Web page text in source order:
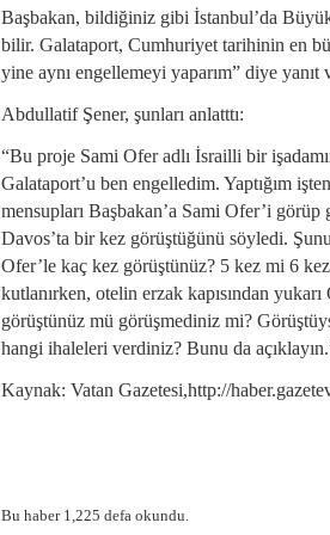
Başbakan, bildiğiniz gibi İstanbul’da
bilir. Galataport, Cumhuriyet tarihinin en
yine aynı engellemeyi yaparım” diye yanıt
Abdullatif Şener, şunları anlatttı:
“Bu proje Sami Ofer adlı İsrailli bir
Galataport’u ben engelledim. Yaptığım
mensupları Başbakan’a Sami Ofer’i
Davos’ta bir kez görüştüğünü söyledi.
Ofer’le kaç kez görüştünüz? 5 kez mi 6
kutlanırken, otelin erzak kapısından yukarı
görüştünüz mü görüşmediniz mi?
hangi ihaleleri verdiniz? Bunu da
Kaynak: Vatan Gazetesi,http://
Bu haber 1,225 defa okundu.